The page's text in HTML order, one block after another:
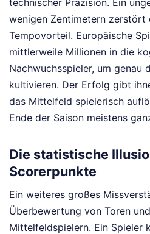
wenigen Zentimetern zerstört
Tempovorteil. Europäische
mittlerweile Millionen in die
Nachwuchsspieler, um genau
kultivieren. Der Erfolg gibt
das Mittelfeld spielerisch
Ende der Saison meistens
Die statistische
Scorerpunkte
Ein weiteres großes
Überbewertung von Toren
Mittelfeldspielern. Ein Spieler